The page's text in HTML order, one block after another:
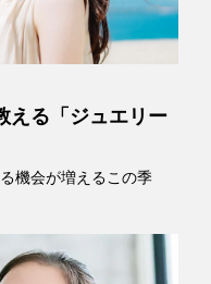
える「ジュエリー
機会が増えるこの季